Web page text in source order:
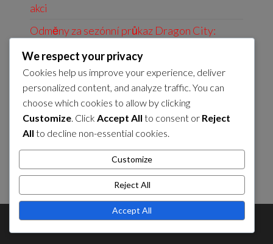
akci
Odměny za sezónní průkaz Dragon City:
Prémiové zdroje
Dragon City Denní Dary: Denní úkoly,
Unikátní předměty, Nabídky na omezenou
dobu
Exkluzivní draci, ceny za událost, jedinečné
předměty
Theme byEnvoThemes
We respect your privacy
Cookies help us improve your experience, deliver
personalized content, and analyze traffic. You can
choose which cookies to allow by clicking
Customize. Click Accept All to consent or Reject
All to decline non-essential cookies.
Customize
Reject All
Accept All